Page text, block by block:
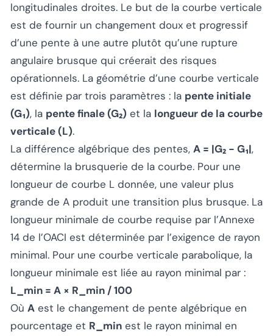
longitudinales droites. Le but de la courbe verticale
est de fournir un changement doux et progressif
d’une pente à une autre plutôt qu’une rupture
angulaire brusque qui créerait des risques
opérationnels. La géométrie d’une courbe verticale
est définie par trois paramètres : la pente initiale
(G₁), la pente finale (G₂) et la longueur de la courbe
verticale (L).
La différence algébrique des pentes, A = |G₂ - G₁|,
détermine la brusquerie de la courbe. Pour une
longueur de courbe L donnée, une valeur plus
grande de A produit une transition plus brusque. La
longueur minimale de courbe requise par l’Annexe
14 de l’OACI est déterminée par l’exigence de rayon
minimal. Pour une courbe verticale parabolique, la
longueur minimale est liée au rayon minimal par :
L_min = A × R_min / 100
Où A est le changement de pente algébrique en
pourcentage et R_min est le rayon minimal en